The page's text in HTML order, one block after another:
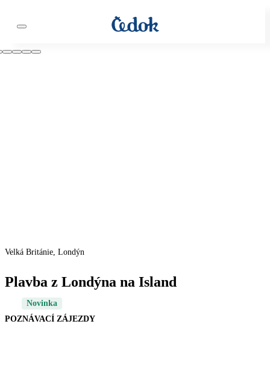
Velká Británie, Londýn
Plavba z Londýna na Island
Novinka
POZNÁVACÍ ZÁJEZDY